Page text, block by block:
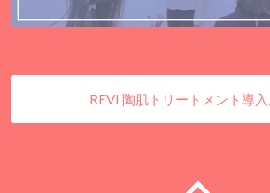
REVI 陶肌トリートメント導